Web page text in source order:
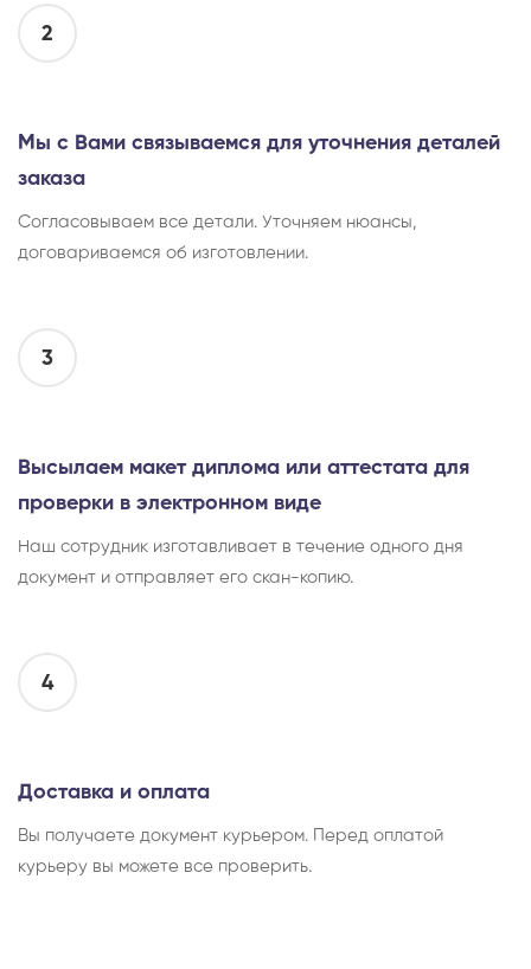
2
Мы с Вами связываемся для уточнения деталей
заказа
Согласовываем все детали. Уточняем нюансы,
договариваемся об изготовлении.
3
Высылаем макет диплома или аттестата для
проверки в электронном виде
Наш сотрудник изготавливает в течение одного дня
документ и отправляет его скан-копию.
4
Доставка и оплата
Вы получаете документ курьером. Перед оплатой
курьеру вы можете все проверить.